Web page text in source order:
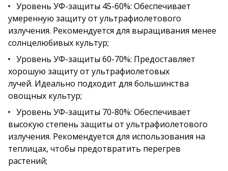
Уровень УФ-защиты 45-60%: Обеспечивает
умеренную защиту от ультрафиолетового
излучения. Рекомендуется для выращивания менее
солнцелюбивых культур;
Уровень УФ-защиты 60-70%: Предоставляет
хорошую защиту от ультрафиолетовых
лучей. Идеально подходит для большинства
овощных культур;
Уровень УФ-защиты 70-80%: Обеспечивает
высокую степень защиты от ультрафиолетового
излучения. Рекомендуется для использования на
теплицах, чтобы предотвратить перегрев
растений;